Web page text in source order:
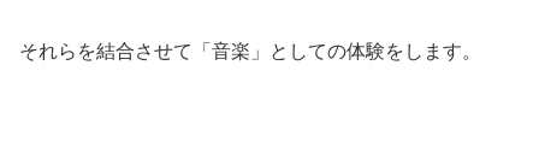
それらを結合させて「音楽」としての体験をします。